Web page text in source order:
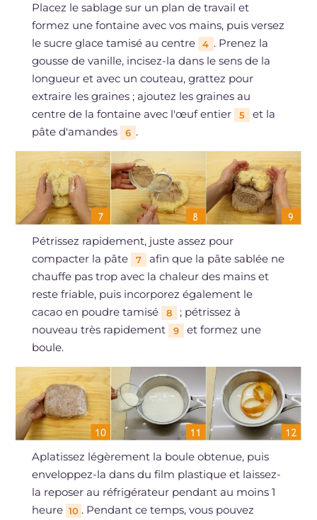
Placez le sablage sur un plan de travail et
formez une fontaine avec vos mains, puis versez
le sucre glace tamisé au centre
4 . Prenez la
gousse de vanille, incisez-la dans le sens de la
longueur et avec un couteau, grattez pour
extraire les graines ; ajoutez les graines au
centre de la fontaine avec l'œuf entier
5
et la
pâte d'amandes
6 .
Pétrissez rapidement, juste assez pour
compacter la pâte
7
afin que la pâte sablée ne
chauffe pas trop avec la chaleur des mains et
reste friable, puis incorporez également le
cacao en poudre tamisé
8
; pétrissez à
nouveau très rapidement
9
et formez une
boule.
Aplatissez légèrement la boule obtenue, puis
enveloppez-la dans du film plastique et laissez-
la reposer au réfrigérateur pendant au moins 1
heure 10 . Pendant ce temps, vous pouvez